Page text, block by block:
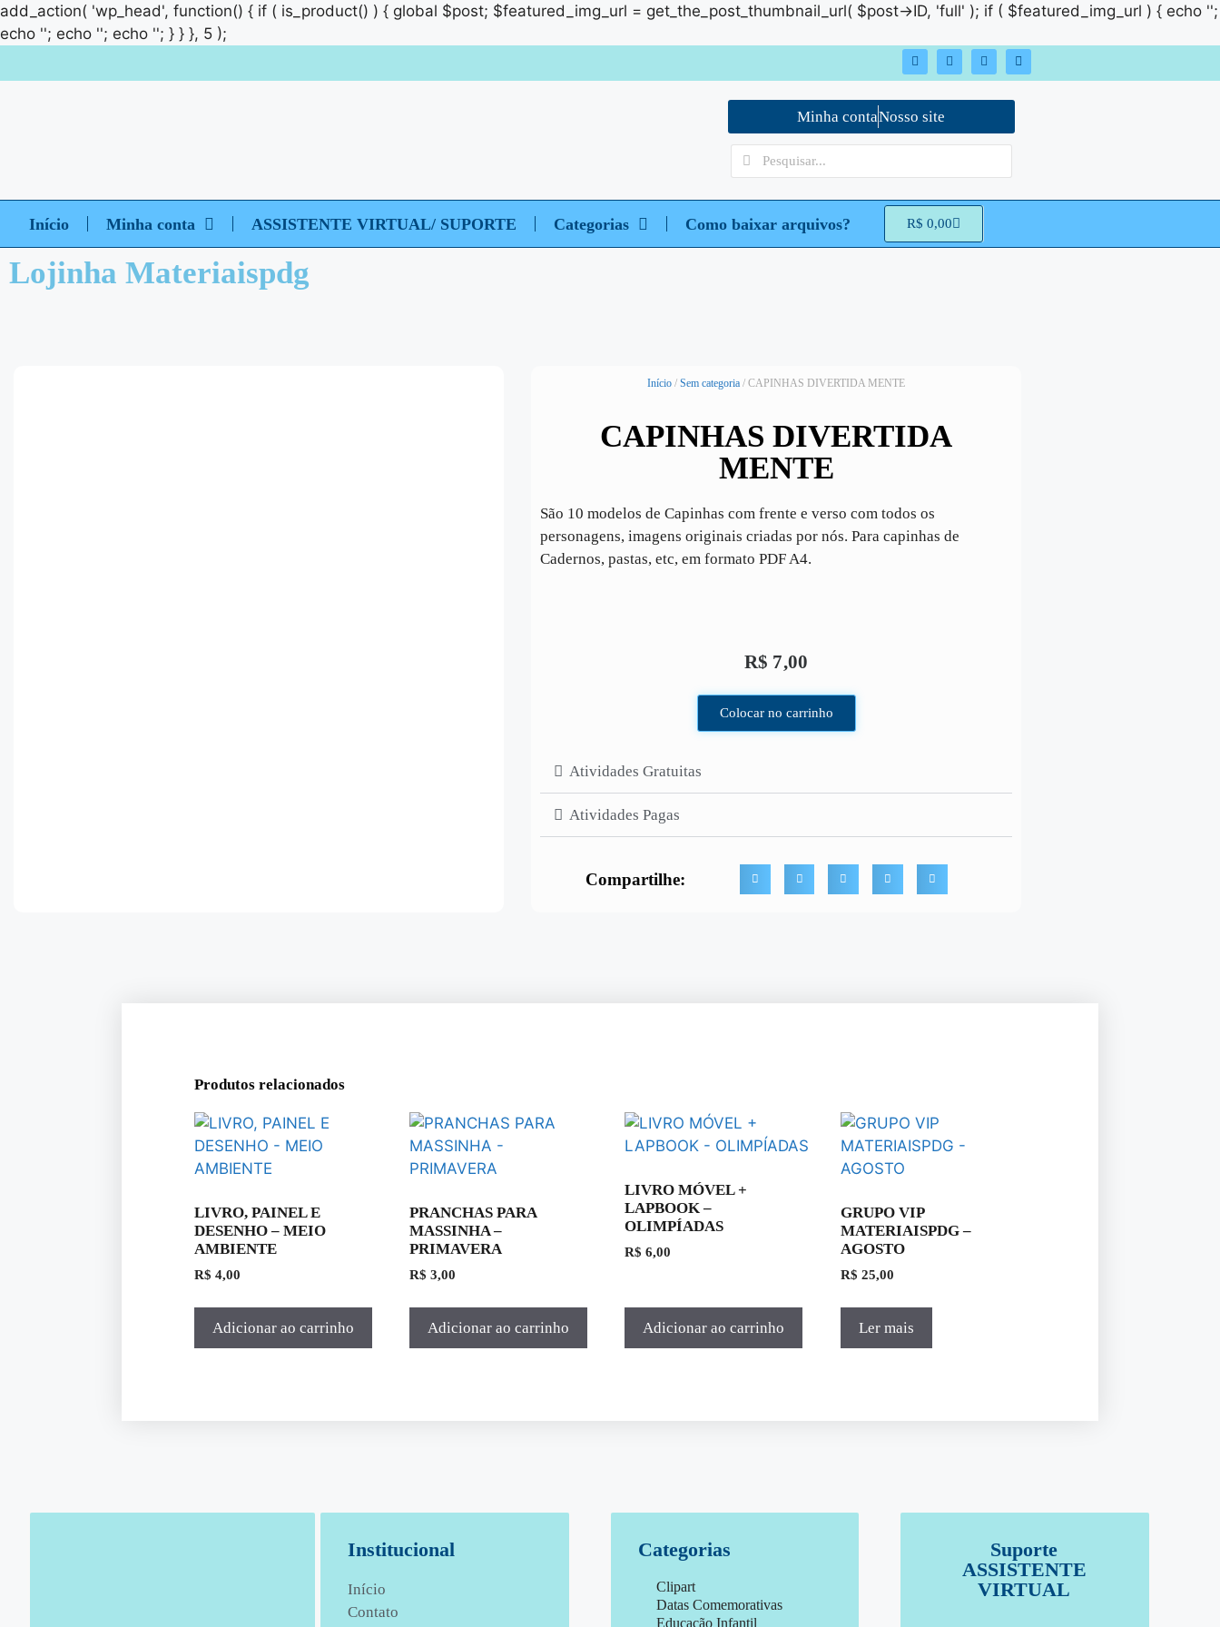
add_action( 'wp_head', function() { if ( is_product() ) { global $post; $featured_img_url = get_the_post_thumbnail_url( $post->ID, 'full' ); if ( $featured_img_url ) { echo '';
echo ''; echo ''; echo ''; } } }, 5 );
Minha contaNosso site
Início Minha conta ASSISTENTE VIRTUAL/ SUPORTE Categorias Como baixar arquivos? R$ 0,00
Lojinha Materiaispdg
Início / Sem categoria / CAPINHAS DIVERTIDA MENTE
CAPINHAS DIVERTIDA
MENTE
São 10 modelos de Capinhas com frente e verso com todos os
personagens, imagens originais criadas por nós. Para capinhas de
Cadernos, pastas, etc, em formato PDF A4.
R$ 7,00
Colocar no carrinho
Atividades Gratuitas
Atividades Pagas
Compartilhe:
Produtos relacionados
LIVRO, PAINEL E
DESENHO – MEIO
AMBIENTE
R$ 4,00
Adicionar ao carrinho
PRANCHAS PARA
MASSINHA –
PRIMAVERA
R$ 3,00
Adicionar ao carrinho
LIVRO MÓVEL +
LAPBOOK –
OLIMPÍADAS
R$ 6,00
Adicionar ao carrinho
GRUPO VIP
MATERIAISPDG –
AGOSTO
R$ 25,00
Ler mais
Institucional
Início
Contato
Categorias
Clipart
Datas Comemorativas
Educação Infantil
Suporte
ASSISTENTE
VIRTUAL